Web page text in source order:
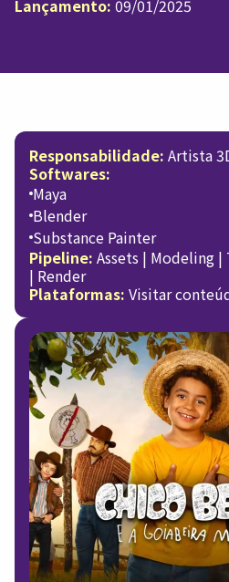
Lançamento: 09/01/2025
Responsabilidade: Artista
Softwares:
Maya
Blender
Substance Painter
Pipeline: Assets | Modeling
| Render
Plataformas: Visitar